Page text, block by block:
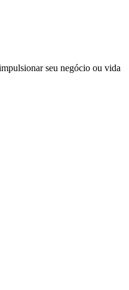
seu negócio ou vida